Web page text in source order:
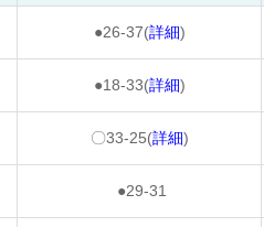
●26-37(詳細)
●18-33(詳細)
〇33-25(詳細)
●29-31